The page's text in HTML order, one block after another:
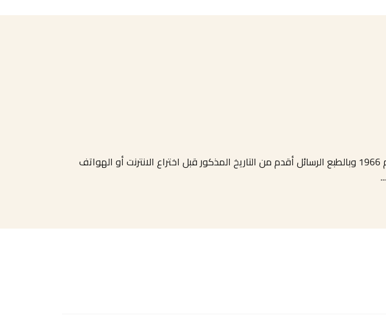
علي الرغم من بساطة الفكرة الا أن تاريخ هذا الكتاب يحمل في طياته الكثير الكتاب صدر في عام 1966 وبالطبع الرسائل أقدم من التاريخ المذكور قبل اختراع الانترنت أو الهواتف
...